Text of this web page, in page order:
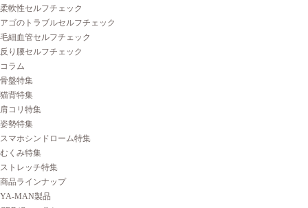
柔軟性セルフチェック
アゴのトラブルセルフチェック
毛細血管セルフチェック
反り腰セルフチェック
コラム
骨盤特集
猫背特集
肩コリ特集
姿勢特集
スマホシンドローム特集
むくみ特集
ストレッチ特集
商品ラインナップ
YA-MAN製品